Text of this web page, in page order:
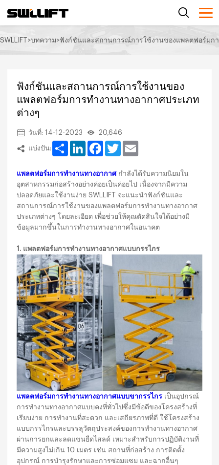
SWLLIFT>บทความ>ฟังก์ชันและสถานการณ์การใช้งานของแพลตฟอร์มกา
ฟังก์ชันและสถานการณ์การใช้งานของ
แพลตฟอร์มการทำงานทางอากาศประเภท
ต่างๆ
วันที่: 14-12-2023 20,646
แบ่งปัน:
Share LinkedInFacebook
Twitter
แพลตฟอร์มการทำงานทางอากาศกำลังได้รับความนิยมใน
อุตสาหกรรมก่อสร้างอย่างค่อยเป็นค่อยไป เนื่องจากมีความ
ปลอดภัยและใช้งานง่าย SWLLIFT จะแนะนำฟังก์ชันและ
สถานการณ์การใช้งานของแพลตฟอร์มการทำงานทางอากาศ
ประเภทต่างๆ โดยละเอียด เพื่อช่วยให้คุณตัดสินใจได้อย่างมี
ข้อมูลมากขึ้นในการทำงานทางอากาศในอนาคต
1. แพลตฟอร์มการทำงานทางอากาศแบบกรรไกร
แพลตฟอร์มการทำงานทางอากาศแบบขากรรไกร เป็นอุปกรณ์
การทำงานทางอากาศแบบคงที่ทั่วไปซึ่งมีข้อดีของโครงสร้างที่
เรียบง่าย การทำงานที่สะดวก และเสถียรภาพที่ดี ใช้โครงสร้าง
แบบกรรไกรและบรรลุวัตถุประสงค์ของการทำงานทางอากาศ
ผ่านการยกและลดแขนยืดไสลด์ เหมาะสำหรับการปฏิบัติงานที่
มีความสูงไม่เกิน 10 เมตร เช่น สถานที่ก่อสร้าง การติดตั้ง
อุปกรณ์ การบำรุงรักษาและการซ่อมแซม และฉากอื่นๆ